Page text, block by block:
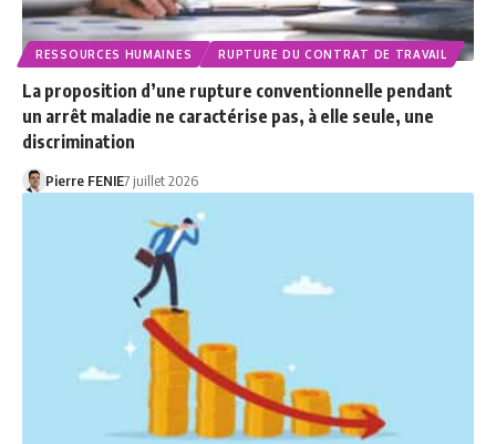
RESSOURCES HUMAINES RUPTURE DU CONTRAT DE TRAVAIL
La proposition d’une rupture conventionnelle pendant
un arrêt maladie ne caractérise pas, à elle seule, une
discrimination
Pierre FENIE7 juillet 2026